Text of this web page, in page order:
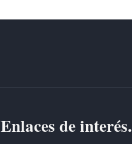
Enlaces de interés.